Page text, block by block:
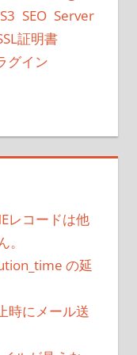
S3 SEO Server
証明書
グイン
レコードは他
の延
時にメール送